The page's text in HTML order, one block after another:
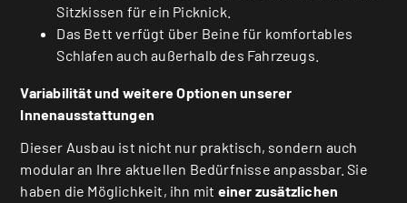
Sitzkissen für ein Picknick.
Das Bett verfügt über Beine für komfortables
Schlafen auch außerhalb des Fahrzeugs.
Variabilität und weitere Optionen unserer
Innenausstattungen
Dieser Ausbau ist nicht nur praktisch, sondern auch
modular an Ihre aktuellen Bedürfnisse anpassbar. Sie
haben die Möglichkeit, ihn mit einer zusätzlichen